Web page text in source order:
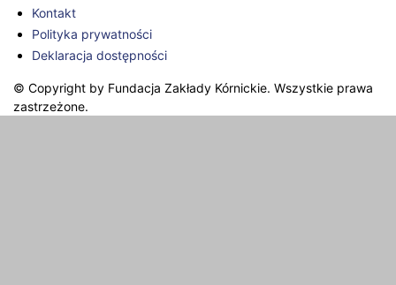
Kontakt
Polityka prywatności
Deklaracja dostępności
© Copyright by Fundacja Zakłady Kórnickie. Wszystkie prawa
zastrzeżone.